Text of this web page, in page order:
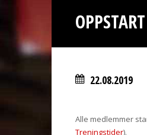
22.08.2019
Alle medlemmer
Treningstider).